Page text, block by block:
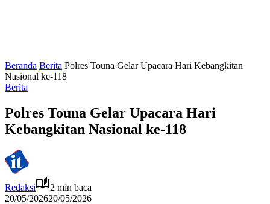
Beranda Berita Polres Touna Gelar Upacara Hari Kebangkitan
Nasional ke-118
Berita
Polres Touna Gelar Upacara Hari
Kebangkitan Nasional ke-118
Redaksi
2 min baca
20/05/202620/05/2026